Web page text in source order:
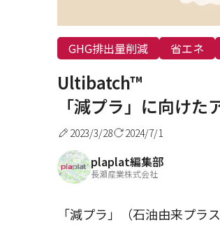
GHG排出量削減 省エネ
Ultibatch™
「減プラ」に向け
2023/3/28 2024/7/1
plaplat編集部
長瀬産業株式会社
「減プラ」（石油由来プラ